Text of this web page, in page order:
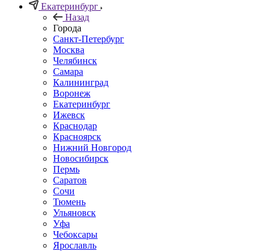
Екатеринбург
Назад
Города
Санкт-Петербург
Москва
Челябинск
Самара
Калининград
Воронеж
Екатеринбург
Ижевск
Краснодар
Красноярск
Нижний Новгород
Новосибирск
Пермь
Саратов
Сочи
Тюмень
Ульяновск
Уфа
Чебоксары
Ярославль